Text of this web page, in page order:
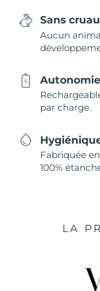
Sans
Aucun
par charge.
Fabriquée
100%
LA